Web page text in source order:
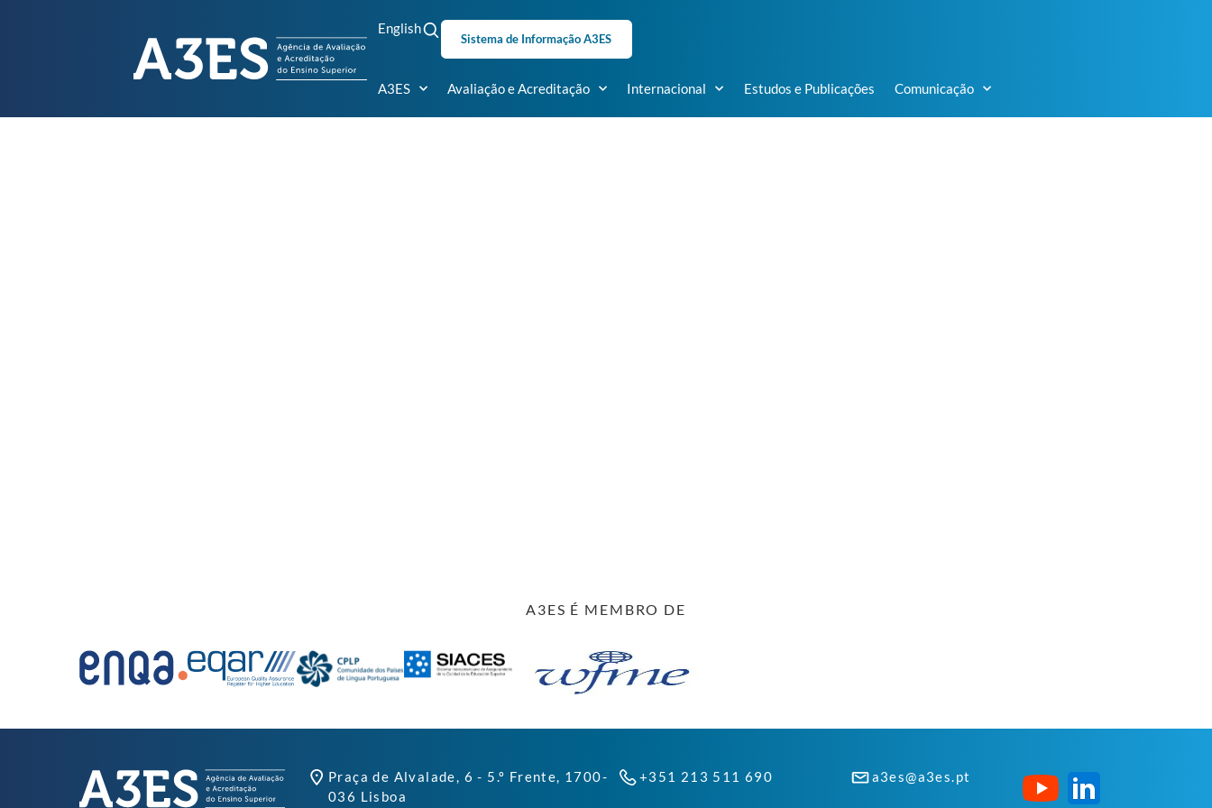
English
Sistema de Informação A3ES
A3ES Avaliação e Acreditação Internacional Estudos e Publicações Comunicação
A3ES É MEMBRO DE
Praça de Alvalade, 6 - 5.º Frente, 1700-
036 Lisboa
+351 213 511 690 a3es@a3es.pt